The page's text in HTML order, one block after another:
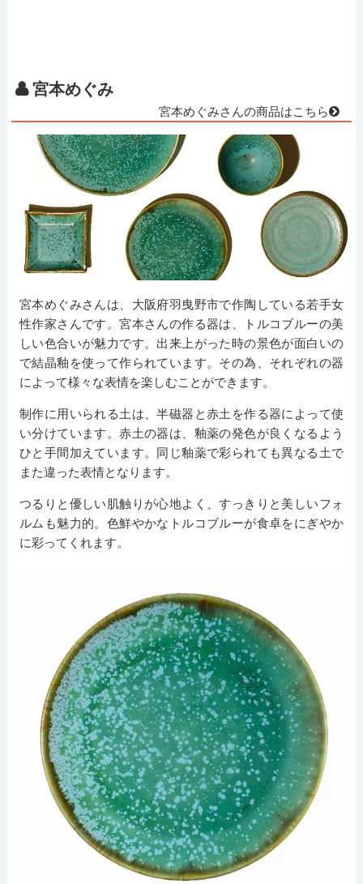
宮本めぐみ
宮本めぐみさんの商品はこちら
宮本めぐみさんは、大阪府羽曳野市で作陶している若手女
性作家さんです。宮本さんの作る器は、トルコブルーの美
しい色合いが魅力です。出来上がった時の景色が面白いの
で結晶釉を使って作られています。その為、それぞれの器
によって様々な表情を楽しむことができます。
制作に用いられる土は、半磁器と赤土を作る器によって使
い分けています。赤土の器は、釉薬の発色が良くなるよう
ひと手間加えています。同じ釉薬で彩られても異なる土で
また違った表情となります。
つるりと優しい肌触りが心地よく、すっきりと美しいフォ
ルムも魅力的。色鮮やかなトルコブルーが食卓をにぎやか
に彩ってくれます。